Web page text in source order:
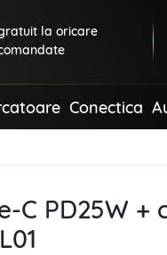
la oricare
Conectica
C PD25W +